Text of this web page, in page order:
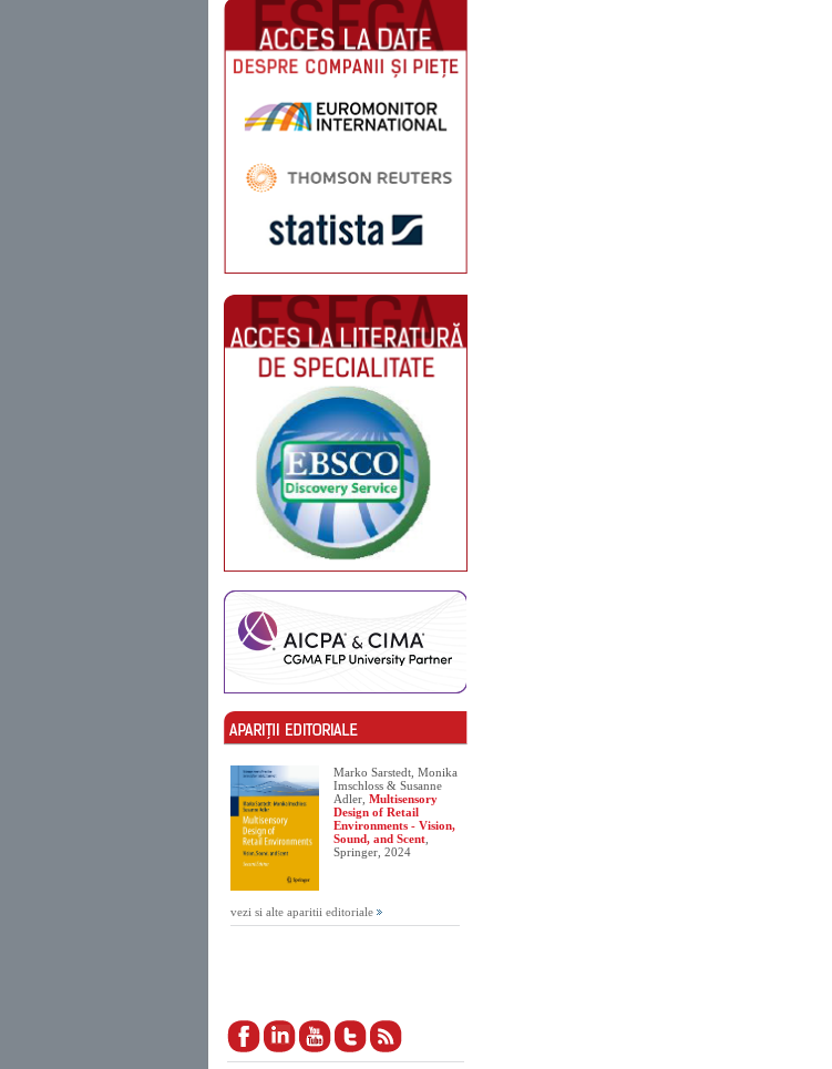
Marko Sarstedt, Monika
Imschloss & Susanne
Adler, Multisensory
Design of Retail
Environments - Vision,
Sound, and Scent
Springer, 2024
vezi si alte aparitii editoriale